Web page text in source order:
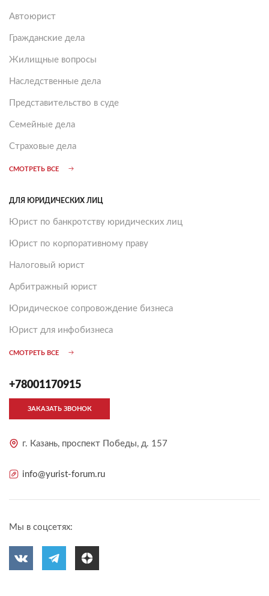
Автоюрист
Гражданские дела
Жилищные вопросы
Наследственные дела
Представительство в суде
Семейные дела
Страховые дела
СМОТРЕТЬ ВСЕ
ДЛЯ ЮРИДИЧЕСКИХ ЛИЦ
Юрист по банкротству юридических лиц
Юрист по корпоративному праву
Налоговый юрист
Арбитражный юрист
Юридическое сопровождение бизнеса
Юрист для инфобизнеса
СМОТРЕТЬ ВСЕ
+78001170915
ЗАКАЗАТЬ ЗВОНОК
г. Казань, проспект Победы, д. 157
info@yurist-forum.ru
Мы в соцсетях: